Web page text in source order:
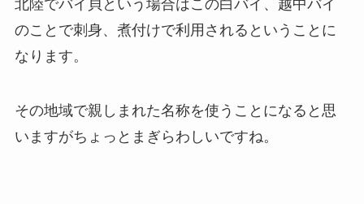
北陸でバイ貝という場合はこの白バイ、越中バイ
のことで刺身、煮付けで利用されるということに
なります。
その地域で親しまれた名称を使うことになると思
いますがちょっとまぎらわしいですね。